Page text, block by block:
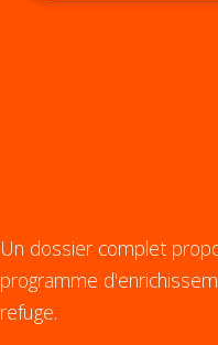
Un dossier complet
programme
refuge.